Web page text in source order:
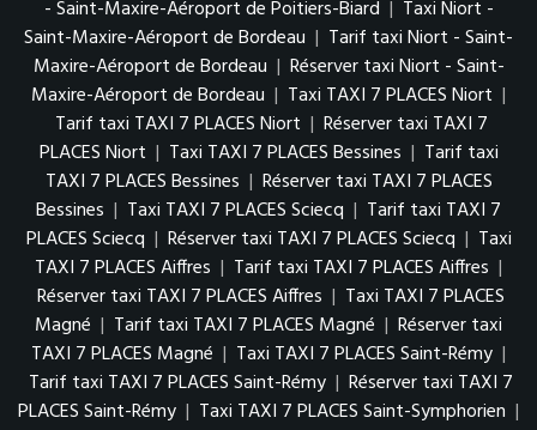
- Saint-Maxire-Aéroport de Poitiers-Biard | Taxi Niort -
Saint-Maxire-Aéroport de Bordeau | Tarif taxi Niort - Saint-
Maxire-Aéroport de Bordeau | Réserver taxi Niort - Saint-
Maxire-Aéroport de Bordeau | Taxi TAXI 7 PLACES Niort |
Tarif taxi TAXI 7 PLACES Niort | Réserver taxi TAXI 7
PLACES Niort | Taxi TAXI 7 PLACES Bessines | Tarif taxi
TAXI 7 PLACES Bessines | Réserver taxi TAXI 7 PLACES
Bessines | Taxi TAXI 7 PLACES Sciecq | Tarif taxi TAXI 7
PLACES Sciecq | Réserver taxi TAXI 7 PLACES Sciecq | Taxi
TAXI 7 PLACES Aiffres | Tarif taxi TAXI 7 PLACES Aiffres |
Réserver taxi TAXI 7 PLACES Aiffres | Taxi TAXI 7 PLACES
Magné | Tarif taxi TAXI 7 PLACES Magné | Réserver taxi
TAXI 7 PLACES Magné | Taxi TAXI 7 PLACES Saint-Rémy |
Tarif taxi TAXI 7 PLACES Saint-Rémy | Réserver taxi TAXI 7
PLACES Saint-Rémy | Taxi TAXI 7 PLACES Saint-Symphorien |